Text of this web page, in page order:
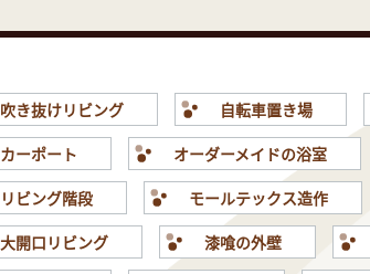
吹き抜けリビング 自転車置き場
カーポート
オーダーメイドの浴室
リビング階段
モールテックス造作
大開口リビング
漆喰の外壁